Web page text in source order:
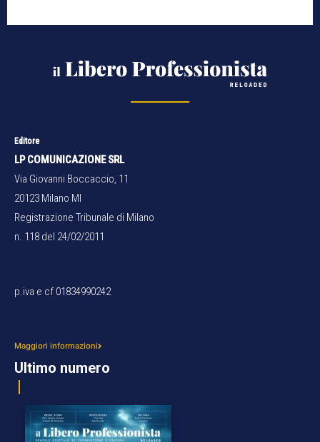
Editore
LP COMUNICAZIONE SRL
Via Giovanni Boccaccio, 11
20123 Milano MI
Registrazione Tribunale di Milano
n. 118 del 24/02/2011
p.iva e cf 01834990242
Maggiori informazioni
Ultimo numero